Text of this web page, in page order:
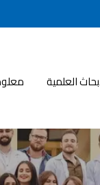
العلمية